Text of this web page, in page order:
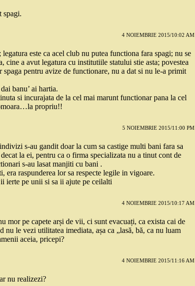
spagi.
4 NOIEMBRIE 2015/10:02 AM
este ca acel club nu putea functiona fara spagi; nu se
cine a avut legatura cu institutiile statului stie asta; povestea
pentru avize de functionare, nu a dat si nu le-a primit
banu’ ai hartia.
si incurajata de la cel mai marunt functionar pana la cel
propriu!!
5 NOIEMBRIE 2015/11:00 PM
s-au gandit doar la cum sa castige multi bani fara sa
la ei, pentru ca o firma specializata nu a tinut cont de
s-au lasat manjiti cu bani .
era raspunderea lor sa respecte legile in vigoare.
ierte pe unii si sa ii ajute pe ceilalti
4 NOIEMBRIE 2015/10:17 AM
mor pe capete arși de vii, ci sunt evacuați, ca exista cai de
nu le vezi utilitatea imediata, așa ca „lasă, bă, ca nu luam
aceia, pricepi?
4 NOIEMBRIE 2015/11:16 AM
nu realizezi?